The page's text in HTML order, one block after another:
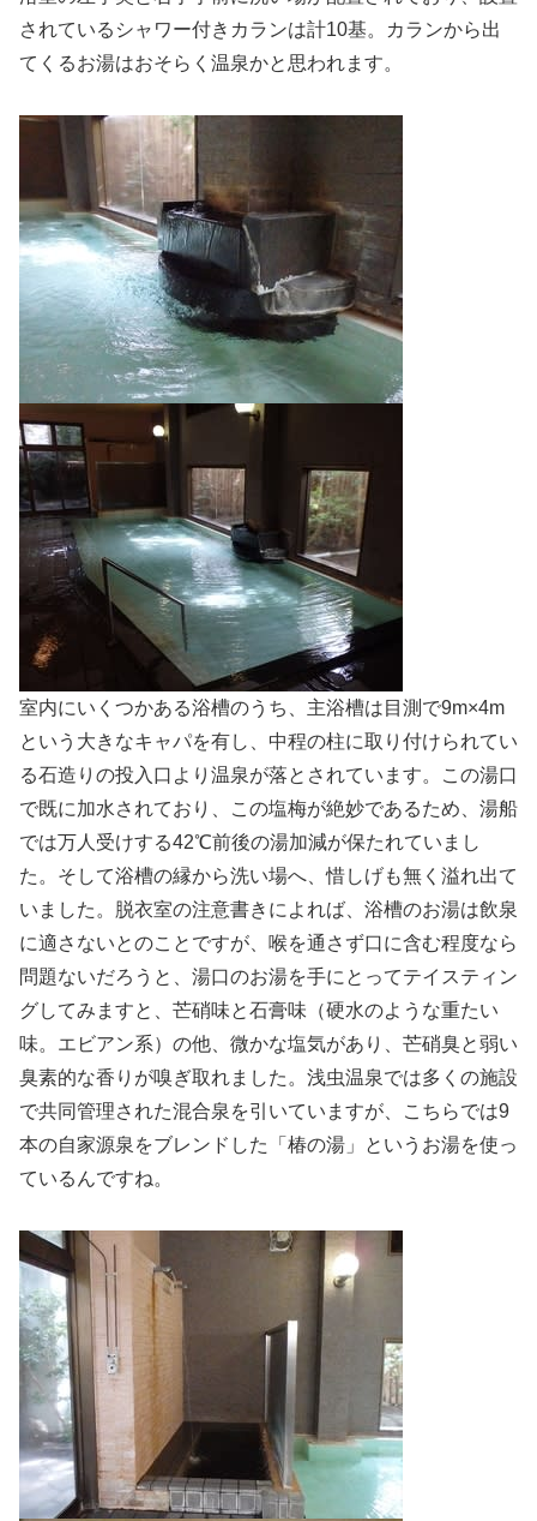
されているシャワー付きカランは計10基。カランから出
てくるお湯はおそらく温泉かと思われます。
室内にいくつかある浴槽のうち、主浴槽は目測で9m×4m
という大きなキャパを有し、中程の柱に取り付けられてい
る石造りの投入口より温泉が落とされています。この湯口
で既に加水されており、この塩梅が絶妙であるため、湯船
では万人受けする42℃前後の湯加減が保たれていまし
た。そして浴槽の縁から洗い場へ、惜しげも無く溢れ出て
いました。脱衣室の注意書きによれば、浴槽のお湯は飲泉
に適さないとのことですが、喉を通さず口に含む程度なら
問題ないだろうと、湯口のお湯を手にとってテイスティン
グしてみますと、芒硝味と石膏味（硬水のような重たい
味。エビアン系）の他、微かな塩気があり、芒硝臭と弱い
臭素的な香りが嗅ぎ取れました。浅虫温泉では多くの施設
で共同管理された混合泉を引いていますが、こちらでは9
本の自家源泉をブレンドした「椿の湯」というお湯を使っ
ているんですね。